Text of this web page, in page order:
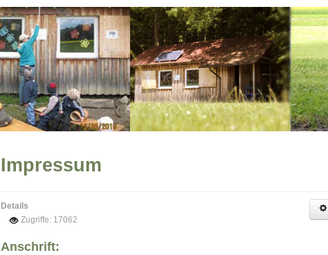
Impressum
Details
Zugriffe: 17062
Anschrift: